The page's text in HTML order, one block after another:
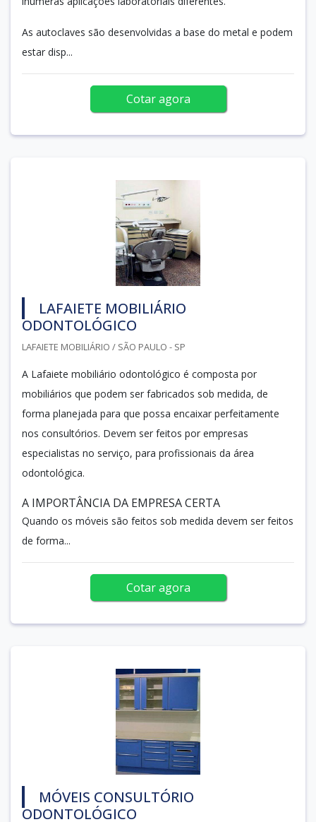
As autoclaves são desenvolvidas a base do metal e podem
estar disp...
Cotar agora
LAFAIETE MOBILIÁRIO
ODONTOLÓGICO
LAFAIETE MOBILIÁRIO / SÃO PAULO - SP
A Lafaiete mobiliário odontológico é composta por
mobiliários que podem ser fabricados sob medida, de
forma planejada para que possa encaixar perfeitamente
nos consultórios. Devem ser feitos por empresas
especialistas no serviço, para profissionais da área
odontológica.
A IMPORTÂNCIA DA EMPRESA CERTA
Quando os móveis são feitos sob medida devem ser feitos
de forma...
Cotar agora
MÓVEIS CONSULTÓRIO
ODONTOLÓGICO